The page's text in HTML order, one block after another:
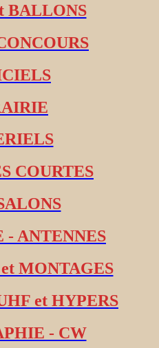
BALLONS
COURTES
- ANTENNES
MONTAGES
et HYPERS
- CW